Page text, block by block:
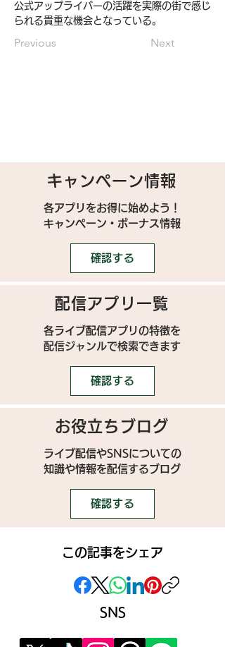
公式アップライバーの活躍を実際の街で感じ
られる貴重な機会となっている。
Previous Next
キャンペーン情報
各アプリをお得に始めよう！
キャンペーン・ボーナス情報
確認する
配信アプリ一覧
各ライブ配信アプリの特徴を
配信ジャンルで検索できます
確認する
お役立ちブログ
ライブ配信やSNSについての
​知識や情報を配信するブログ
確認する
この記事をシェア
SNS